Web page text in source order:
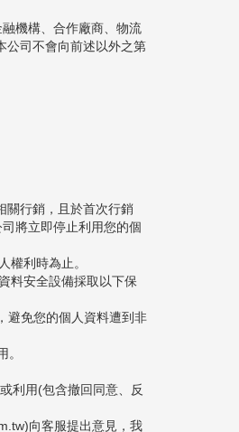
機構、合作廠商、物流
公司不會向前述以外之第
關行銷，且於首次行銷
將立即停止利用您的個
權利時為止。
料安全設備採取以下保
避免您的個人資料遭到非
利用(包含撤回同意、反
向客服提出意見，我